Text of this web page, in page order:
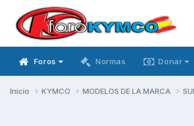
Foros Normas Donar
Inicio KYMCO MODELOS DE LA MARCA